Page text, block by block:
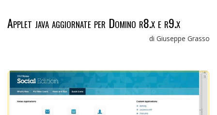
Applet java aggiornate per Domino r8.x e r9.x
di Giuseppe Grasso